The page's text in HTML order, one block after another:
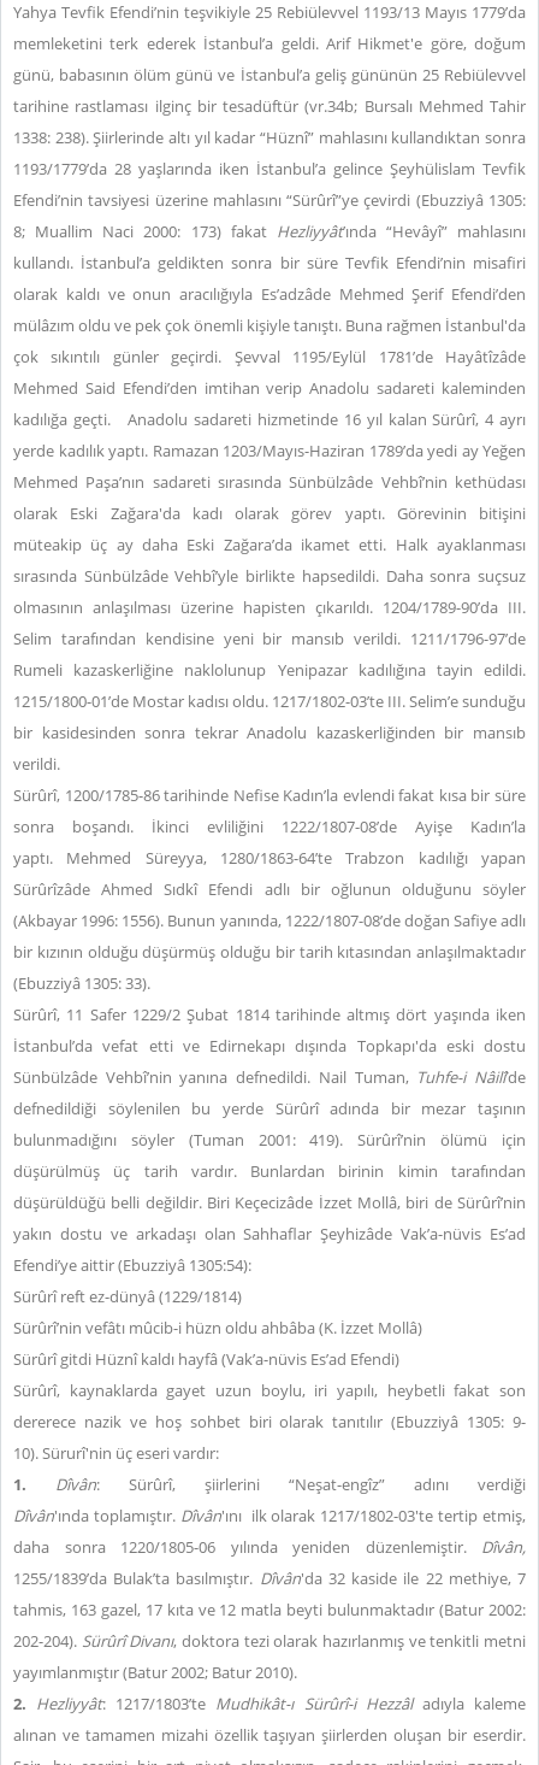
Yahya Tevfik Efendi’nin teşvikiyle 25 Rebiülevvel 1193/13 Mayıs 1779’da
memleketini terk ederek İstanbul’a geldi. Arif Hikmet'e göre, doğum
günü, babasının ölüm günü ve İstanbul’a geliş gününün 25 Rebiülevvel
tarihine rastlaması ilginç bir tesadüftür (vr.34b; Bursalı Mehmed Tahir
1338: 238). Şiirlerinde altı yıl kadar “Hüznî” mahlasını kullandıktan sonra
1193/1779’da 28 yaşlarında iken İstanbul’a gelince Şeyhülislam Tevfik
Efendi’nin tavsiyesi üzerine mahlasını “Sürûrî”ye çevirdi (Ebuzziyâ 1305:
8; Muallim Naci 2000: 173) fakat Hezliyyât’ında “Hevâyî” mahlasını
kullandı. İstanbul’a geldikten sonra bir süre Tevfik Efendi’nin misafiri
olarak kaldı ve onun aracılığıyla Es’adzâde Mehmed Şerif Efendi’den
mülâzım oldu ve pek çok önemli kişiyle tanıştı. Buna rağmen İstanbul'da
çok sıkıntılı günler geçirdi. Şevval 1195/Eylül 1781’de Hayâtîzâde
Mehmed Said Efendi’den imtihan verip Anadolu sadareti kaleminden
kadılığa geçti.
Anadolu sadareti hizmetinde 16 yıl kalan Sürûrî, 4 ayrı
yerde kadılık yaptı. Ramazan 1203/Mayıs-Haziran 1789’da yedi ay Yeğen
Mehmed Paşa’nın sadareti sırasında Sünbülzâde Vehbî’nin kethüdası
olarak Eski Zağara'da kadı olarak görev yaptı. Görevinin bitişini
müteakip üç ay daha Eski Zağara’da ikamet etti. Halk ayaklanması
sırasında Sünbülzâde Vehbî’yle birlikte hapsedildi. Daha sonra suçsuz
olmasının anlaşılması üzerine hapisten çıkarıldı. 1204/1789-90’da III.
Selim tarafından kendisine yeni bir mansıb verildi. 1211/1796-97’de
Rumeli kazaskerliğine naklolunup Yenipazar kadılığına tayin edildi.
1215/1800-01’de Mostar kadısı oldu. 1217/1802-03’te III. Selim’e sunduğu
bir kasidesinden sonra tekrar Anadolu kazaskerliğinden bir mansıb
verildi.
Sürûrî, 1200/1785-86 tarihinde Nefise Kadın’la evlendi fakat kısa bir süre
sonra boşandı. İkinci evliliğini 1222/1807-08’de Ayişe Kadın’la
yaptı. Mehmed Süreyya, 1280/1863-64’te Trabzon kadılığı yapan
Sürûrîzâde Ahmed Sıdkî Efendi adlı bir oğlunun olduğunu söyler
(Akbayar 1996: 1556). Bunun yanında, 1222/1807-08’de doğan Safiye adlı
bir kızının olduğu düşürmüş olduğu bir tarih kıtasından anlaşılmaktadır
(Ebuzziyâ 1305: 33).
Sürûrî, 11 Safer 1229/2 Şubat 1814 tarihinde altmış dört yaşında iken
İstanbul’da vefat etti ve Edirnekapı dışında Topkapı'da eski dostu
Sünbülzâde Vehbî’nin yanına defnedildi. Nail Tuman, Tuhfe-i Nâilî’de
defnedildiği söylenilen bu yerde Sürûrî adında bir mezar taşının
bulunmadığını söyler (Tuman 2001: 419). Sürûrî’nin ölümü için
düşürülmüş üç tarih vardır. Bunlardan birinin kimin tarafından
düşürüldüğü belli değildir. Biri Keçecizâde İzzet Mollâ, biri de Sürûrî’nin
yakın dostu ve arkadaşı olan Sahhaflar Şeyhizâde Vak’a-nüvis Es’ad
Efendi’ye aittir (Ebuzziyâ 1305:54):
Sürûrî reft ez-dünyâ (1229/1814)
Sürûrî’nin vefâtı mûcib-i hüzn oldu ahbâba (K. İzzet Mollâ)
Sürûrî gitdi Hüznî kaldı hayfâ (Vak’a-nüvis Es’ad Efendi)
Sürûrî, kaynaklarda gayet uzun boylu, iri yapılı, heybetli fakat son
dererece nazik ve hoş sohbet biri olarak tanıtılır (Ebuzziyâ 1305: 9-
10). Sürurî'nin üç eseri vardır:
1.
Dîvân: Sürûrî, şiirlerini “Neşat-engîz” adını verdiği
Dîvân'ında toplamıştır. Dîvân'ını ilk olarak 1217/1802-03'te tertip etmiş,
daha sonra 1220/1805-06 yılında yeniden düzenlemiştir. Dîvân,
1255/1839’da Bulak’ta basılmıştır. Dîvân'da 32 kaside ile 22 methiye, 7
tahmis, 163 gazel, 17 kıta ve 12 matla beyti bulunmaktadır (Batur 2002:
202-204). Sürûrî Divanı, doktora tezi olarak hazırlanmış ve tenkitli metni
yayımlanmıştır (Batur 2002; Batur 2010).
2. Hezliyyât: 1217/1803’te Mudhikât-ı Sürûrî-i Hezzâladıyla kaleme
alınan ve tamamen mizahi özellik taşıyan şiirlerden oluşan bir eserdir.